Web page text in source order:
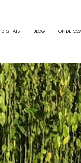
DIGITAIS BLOG ONDE